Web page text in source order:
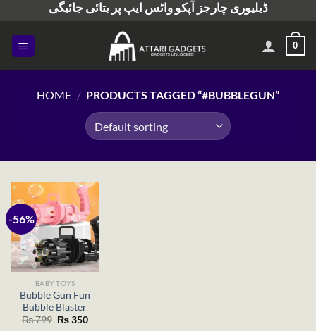
content
ڈیلیوری چارجز آپکو واٹس ایپ پر بتائی جائیگی
0
HOME / PRODUCTS TAGGED “#BUBBLEGUN”
-56%
BABY TOYS
Bubble Gun Fun
Bubble Blaster
₨799 Original
₨350Current